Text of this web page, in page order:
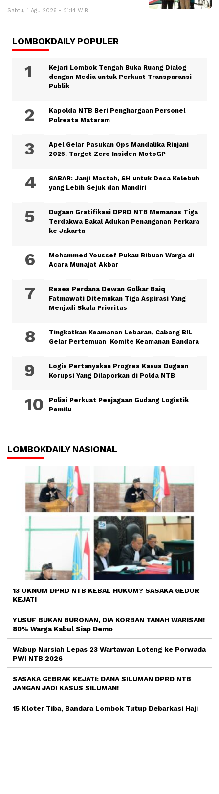
Sabtu, 1 Agu 2026 - 21:14 WIB
LOMBOKDAILY POPULER
Kejari Lombok Tengah Buka Ruang Dialog
dengan Media untuk Perkuat Transparansi
Publik
Kapolda NTB Beri Penghargaan Personel
Polresta Mataram
Apel Gelar Pasukan Ops Mandalika Rinjani
2025, Target Zero Insiden MotoGP
SABAR: Janji Mastah, SH untuk Desa Kelebuh
yang Lebih Sejuk dan Mandiri
Dugaan Gratifikasi DPRD NTB Memanas Tiga
Terdakwa Bakal Adukan Penanganan Perkara
ke Jakarta
Mohammed Youssef Pukau Ribuan Warga di
Acara Munajat Akbar
Reses Perdana Dewan Golkar Baiq
Fatmawati Ditemukan Tiga Aspirasi Yang
Menjadi Skala Prioritas
Tingkatkan Keamanan Lebaran, Cabang BIL
Gelar Pertemuan Komite Keamanan Bandara
Logis Pertanyakan Progres Kasus Dugaan
Korupsi Yang Dilaporkan di Polda NTB
Polisi Perkuat Penjagaan Gudang Logistik
Pemilu
LOMBOKDAILY NASIONAL
13 OKNUM DPRD NTB KEBAL HUKUM? SASAKA GEDOR
KEJATI
YUSUF BUKAN BURONAN, DIA KORBAN TANAH WARISAN!
80% Warga Kabul Siap Demo
Wabup Nursiah Lepas 23 Wartawan Loteng ke Porwada
PWI NTB 2026
SASAKA GEBRAK KEJATI: DANA SILUMAN DPRD NTB
JANGAN JADI KASUS SILUMAN!
15 Kloter Tiba, Bandara Lombok Tutup Debarkasi Haji